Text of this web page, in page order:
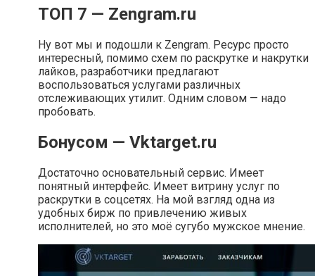
ТОП 7 — Zengram.ru
Ну вот мы и подошли к Zengram. Ресурс просто
интересный, помимо схем по раскрутке и накрутки
лайков, разработчики предлагают
воспользоваться услугами различных
отслеживающих утилит. Одним словом — надо
пробовать.
Бонусом — Vktarget.ru
Достаточно основательный сервис. Имеет
понятный интерфейс. Имеет витрину услуг по
раскрутки в соцсетях. На мой взгляд одна из
удобных бирж по привлечению живых
исполнителей, но это моё сугубо мужское мнение.